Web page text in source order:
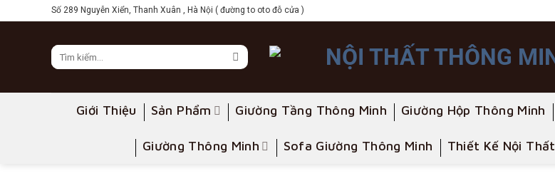
to
Số 289 Nguyễn Xiển, Thanh Xuân , Hà Nội ( đường to oto đỗ cửa )
Giới Thiệu Sản Phẩm Giường Tầng Thông Minh Giường Hộp Thông Minh
Giường Thông Minh Sofa Giường Thông Minh Thiết Kế Nội Thất